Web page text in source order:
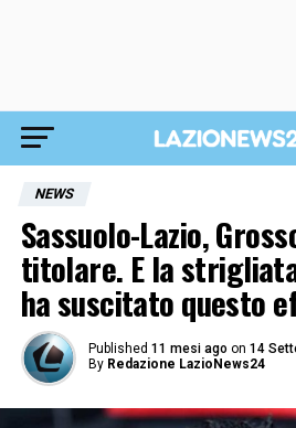
NEWS
Sassuolo-Lazio,
titolare. E la
ha suscitato questo
Published 11 mesi ago on 14
By Redazione LazioNews24